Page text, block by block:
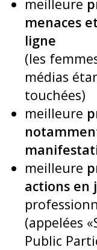
meilleure
menaces
ligne
(les
médias
touchées)
meilleure
meilleure
actions en
(appelées
Public